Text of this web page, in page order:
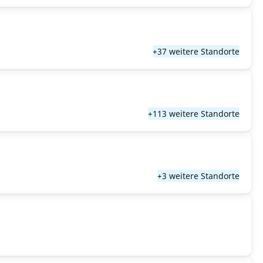
+37 weitere Standorte
+113 weitere Standorte
+3 weitere Standorte